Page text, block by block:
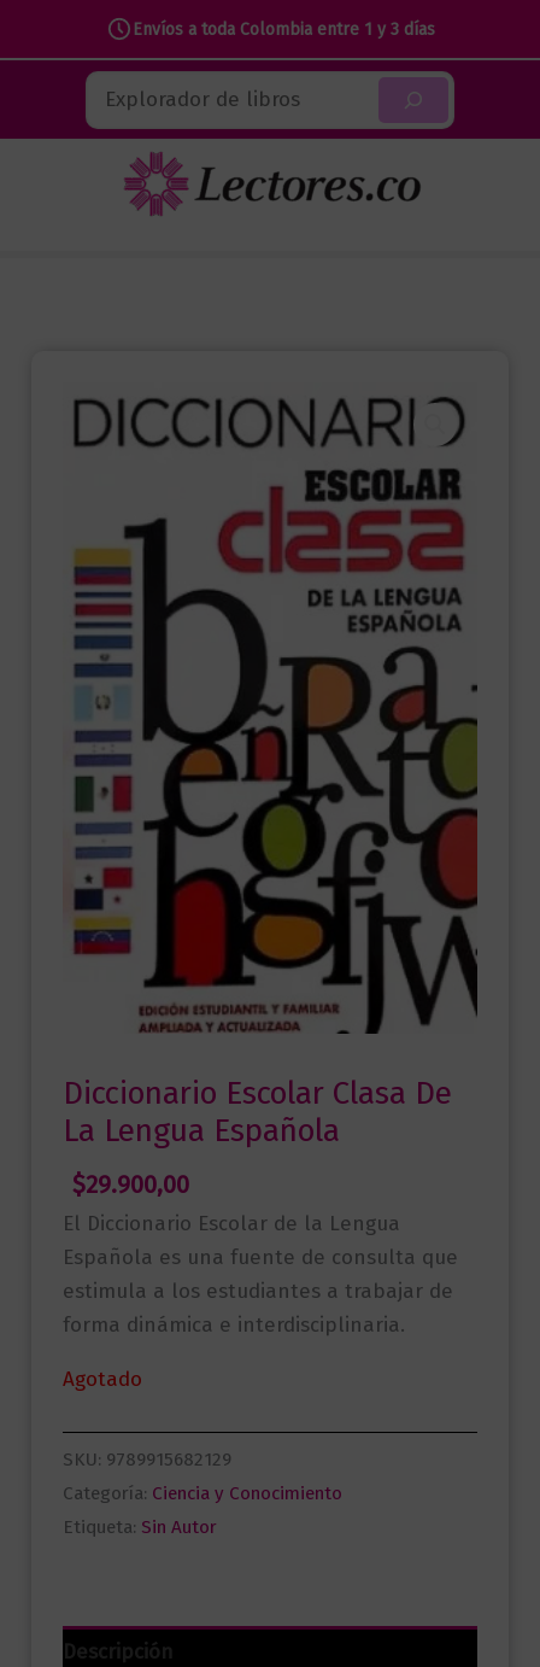
Envíos a toda Colombia entre 1 y 3 días
contenido
Buscar
Diccionario Escolar Clasa De
La Lengua Española
$29.900,00
El Diccionario Escolar de la Lengua
Española es una fuente de consulta que
estimula a los estudiantes a trabajar de
forma dinámica e interdisciplinaria.
Agotado
SKU: 9789915682129
Categoría: Ciencia y Conocimiento
Etiqueta: Sin Autor
Descripción